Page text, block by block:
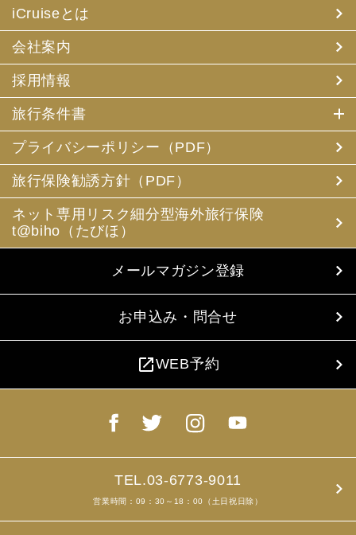
iCruiseとは
会社案内
採用情報
旅行条件書
プライバシーポリシー（PDF）
旅行保険勧誘方針（PDF）
ネット専用リスク細分型海外旅行保険
t@biho（たびほ）
メールマガジン登録
お申込み・問合せ
open_in_newWEB予約
TEL.03-6773-9011
営業時間：09：30～18：00（土日祝日除）